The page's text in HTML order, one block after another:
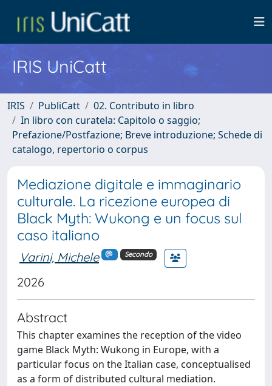
IRIS UniCatt
IRIS PubliCatt
02. Contributo in libro
In libro con curatela: Capitolo o saggio;
Prefazione/Postfazione; Breve introduzione; Schede di
catalogo, repertorio o corpus
Mediazione digitale e immaginario
culturale. La ricezione europea di
Black Myth: Wukong e un focus sul
caso italiano
Varini, Michele Secondo
2026
Abstract
This chapter examines the reception of the video
game Black Myth: Wukong in Europe, with a
particular focus on the Italian case, conceptualised
as a form of distributed cultural mediation.